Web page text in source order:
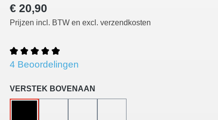
Normale prijs:
€ 20,90
Prijzen incl. BTW en excl. verzendkosten
Gemiddelde waardering van 5 van 5 sterren
4 Beoordelingen
Selecteer
VERSTEK BOVENAAN